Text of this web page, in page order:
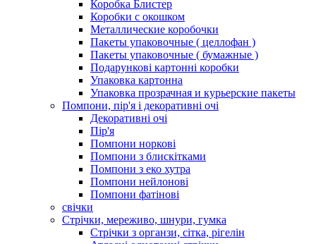
Коробка Блистер
Коробки с окошком
Металлические коробочки
Пакеты упаковочные ( целлофан )
Пакеты упаковочные ( бумажные )
Подарункові картонні коробки
Упаковка картонна
Упаковка прозрачная и курьерские пакеты
Помпони, пір'я і декоративні очі
Декоративні очі
Пір'я
Помпони норкові
Помпони з блискітками
Помпони з еко хутра
Помпони нейлонові
Помпони фатінові
свічки
Стрічки, мереживо, шнури, гумка
Стрічки з органзи, сітка, рігелін